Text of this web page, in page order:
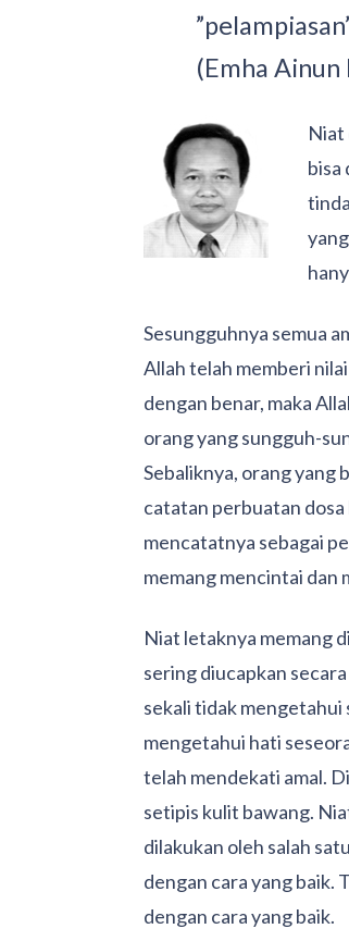
(Emha Ainun
Niat
bisa
Sesungguhnya semua
Allah telah memberi
dengan benar, maka
orang yang sungguh-
Sebaliknya, orang yang
catatan perbuatan dosa
mencatatnya sebagai
memang mencintai dan
Niat letaknya memang
sering diucapkan
sekali tidak
mengetahui hati
telah mendekati amal.
setipis kulit bawang.
dilakukan oleh salah
dengan cara yang baik.
dengan cara yang baik.